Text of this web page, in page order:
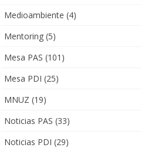
Medioambiente (4)
Mentoring(5)
Mesa PAS (101)
Mesa PDI (25)
MNUZ (19)
Noticias PAS (33)
Noticias PDI (29)